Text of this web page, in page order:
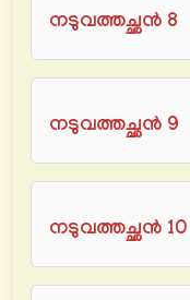
നടുവത്തച്ഛൻ 8
നടുവത്തച്ഛൻ 9
നടുവത്തച്ഛൻ 10